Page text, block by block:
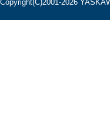
Copyright(C)2001‐2026